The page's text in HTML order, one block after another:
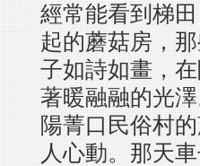
經常能看到梯
起的蘑菇房，
子如詩如畫，
著暖融融的光
陽菁口民俗村
人心動。那天